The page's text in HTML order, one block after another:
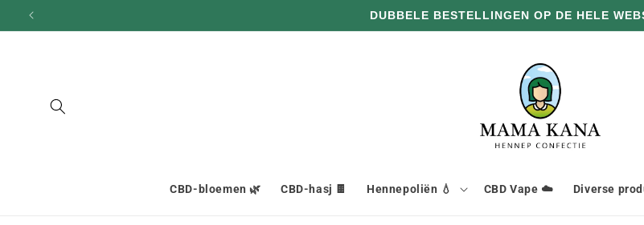
doorgaan
naar
DUBBELE BESTELLINGEN OP DE HELE
CBD-bloemen 🌿 CBD-hasj 🍫 Hennepoliën 💧 CBD Vape ☁️ Diverse